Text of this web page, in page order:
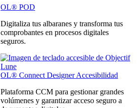
OL® POD
Digitaliza tus albaranes y transforma tus
comprobantes en procesos digitales
seguros.
OL® Connect Designer Accesibilidad
Plataforma CCM para gestionar grandes
volúmenes y garantizar acceso seguro a